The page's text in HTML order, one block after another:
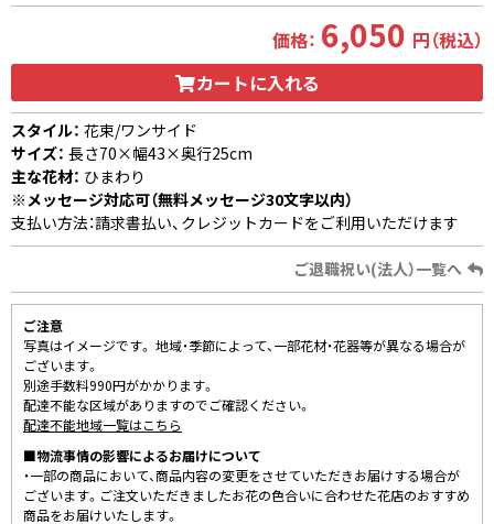
価格： 6,050 円（税込）
カートに入れる
スタイル： 花束/ワンサイド
サイズ： 長さ70×幅43×奥行25cm
主な花材： ひまわり
※メッセージ対応可（無料メッセージ30文字以内）
支払い方法：請求書払い、クレジットカードをご利用いただけます
ご退職祝い(法人）一覧へ
ご注意
写真はイメージです。 地域・季節によって、一部花材・花器等が異なる場合が
ございます。
別途手数料990円がかかります。
配達不能な区域がありますのでご確認ください。
配達不能地域一覧はこちら
■物流事情の影響によるお届けについて
・一部の商品において、商品内容の変更をさせていただきお届けする場合が
ございます。ご注文いただきましたお花の色合いに合わせた花店のおすすめ
商品をお届けいたします。